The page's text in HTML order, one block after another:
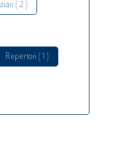
( 2 )
Repertori ( 1 )